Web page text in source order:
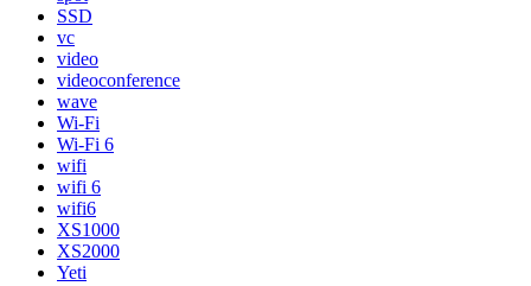
SSD
vc
video
videoconference
wave
Wi-Fi
Wi-Fi 6
wifi
wifi 6
wifi6
XS1000
XS2000
Yeti